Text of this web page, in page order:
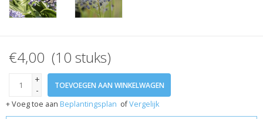
€4,00 (10 stuks)
+
-
TOEVOEGEN AAN WINKELWAGEN
+ Voeg toe aan Beplantingsplan ofVergelijk